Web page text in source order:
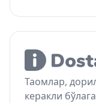
Таомлар,
керакли